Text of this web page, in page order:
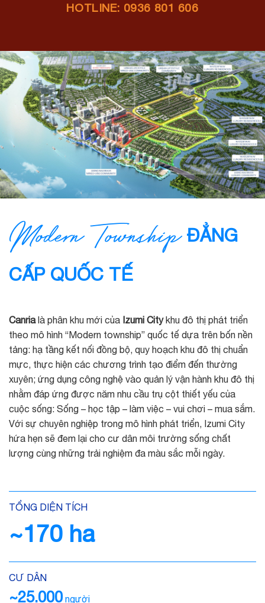
HOTLINE: 0936 801 606
Modern TownshipĐẲNG
CẤP QUỐC TẾ
Canrialà phân khu mới của Izumi Citykhu đô thị phát triển
theo mô hình “Modern township” quốc tế dựa trên bốn nền
tảng: hạ tầng kết nối đồng bộ, quy hoạch khu đô thị chuẩn
mực, thực hiện các chương trình tạo điểm đến thường
xuyên; ứng dụng công nghệ vào quản lý vận hành khu đô thị
nhằm đáp ứng được năm nhu cầu trụ cột thiết yếu của
cuộc sống: Sống – học tập – làm việc – vui chơi – mua sắm.
Với sự chuyên nghiệp trong mô hình phát triển, Izumi City
hứa hẹn sẽ đem lại cho cư dân môi trường sống chất
lượng cùng những trải nghiệm đa màu sắc mỗi ngày.
TỔNG DIỆN TÍCH
~170 ha
CƯ DÂN
~25.000 người